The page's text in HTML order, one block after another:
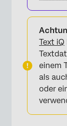
Text iQ
einem
als
oder